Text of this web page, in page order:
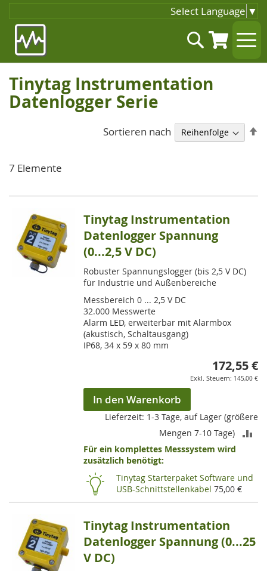
Select Language ▼
Inhalt
springen
Suche
Tinytag Instrumentation
Datenlogger Serie
7 Elemente
Sortieren nach
Tinytag Instrumentation
Datenlogger Spannung
(0...2,5 V DC)
Robuster Spannungslogger (bis 2,5 V DC)
für Industrie und Außenbereiche
Messbereich 0 ... 2,5 V DC
32.000 Messwerte
Alarm LED, erweiterbar mit Alarmbox
(akustisch, Schaltausgang)
IP68, 34 x 59 x 80 mm
172,55 €
145,00 €
In den Warenkorb
Lieferzeit: 1-3 Tage, auf Lager (größere
Mengen 7-10 Tage)
Für ein komplettes Messsystem wird
zusätzlich benötigt:
Tinytag Starterpaket Software und
USB-Schnittstellenkabel 75,00 €
Tinytag Instrumentation
Datenlogger Spannung (0...25
V DC)